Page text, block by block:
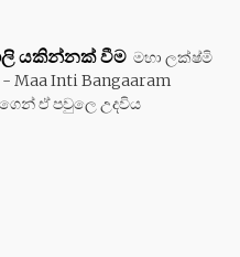
යකින්නක් වීම මහා ලක්ෂ්මි
Inti Bangaaram
ඒ පවුලෙ උදවිය